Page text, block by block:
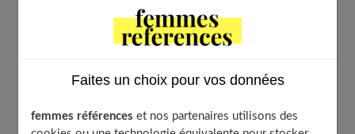
Faites un choix pour vos données
femmes références et nos partenaires utilisons des